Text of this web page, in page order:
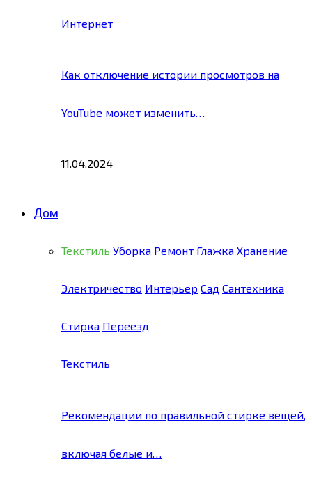
Интернет
Как отключение истории просмотров на
YouTube может изменить…
11.04.2024
Дом
Текстиль Уборка Ремонт Глажка Хранение
Электричество Интерьер Сад Сантехника
Стирка Переезд
Текстиль
Рекомендации по правильной стирке вещей,
включая белые и…